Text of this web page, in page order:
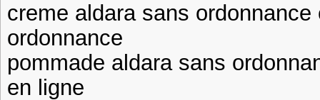
creme aldara sans
ordonnance
pommade aldara sans
en ligne